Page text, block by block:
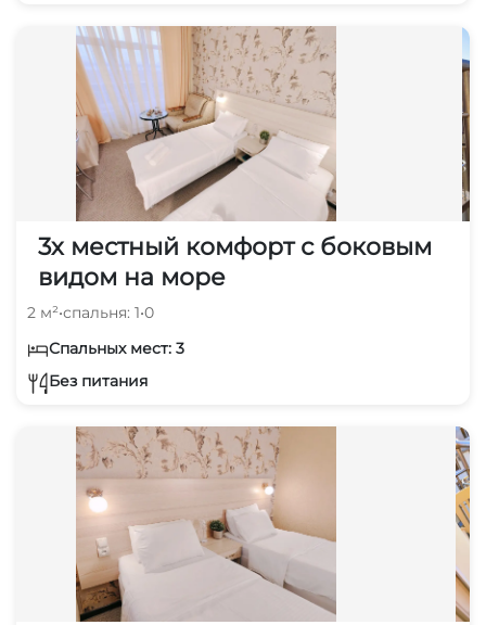
3х местный комфорт с боковым
видом на море
2 м²•спальня: 1•0
Спальных мест: 3
Без питания